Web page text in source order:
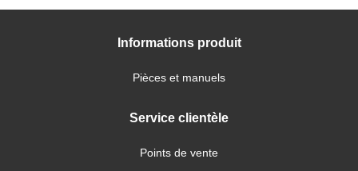
Informations produit
Pièces et manuels
Service clientèle
Points de vente